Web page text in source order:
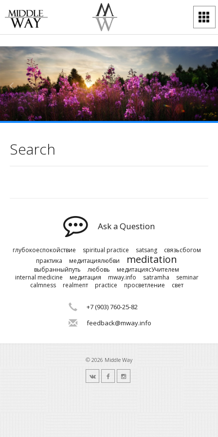
Search
Ask a Question
глубокоеспокойствие spiritual practice satsang
связьсбогом
практика
медитациялюбви meditation
выбранныйпуть любовь
медитациясУчителем
internal medicine
медитация mway.info satramha
seminar
calmness
realmenт practice просветление свет
+7 (903) 760-25-82
feedback@mway.info
© 2026 Middle Way